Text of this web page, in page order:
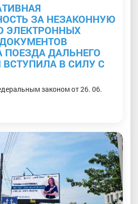
ЗА НЕЗАКОННУЮ
ЭЛЕКТРОННЫХ
ПОЕЗДА ДАЛЬНЕГО
В СИЛУ С
законом от 26. 06.